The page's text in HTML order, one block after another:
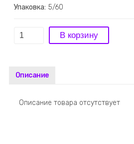
Упаковка: 5/60
Описание
Описание товара отсутствует